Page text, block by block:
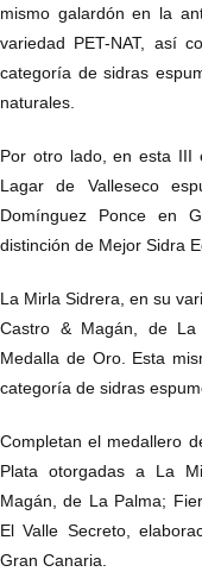
mismo galardón en la
variedad PET-NAT, así
categoría de sidras
naturales.
Por otro lado, en esta III
Lagar de Valleseco
Domínguez Ponce en
distinción de Mejor Sidra
La Mirla Sidrera, en su
Castro & Magán, de
Medalla de Oro. Esta
categoría de sidras
Completan el medallero
Plata otorgadas a La
Magán, de La Palma;
El Valle Secreto,
Gran Canaria.